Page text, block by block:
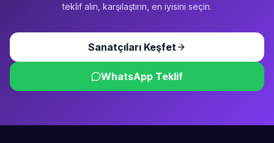
teklif alın, karşılaştırın, en iyisini seçin.
Sanatçıları Keşfet
WhatsApp Teklif